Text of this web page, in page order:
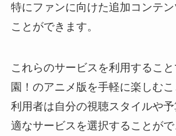
特にファンに向けた追加コンテ
ことができます。
これらのサービスを利用するこ
園！のアニメ版を手軽に楽しむこ
利用者は自分の視聴スタイルや
適なサービスを選択することが